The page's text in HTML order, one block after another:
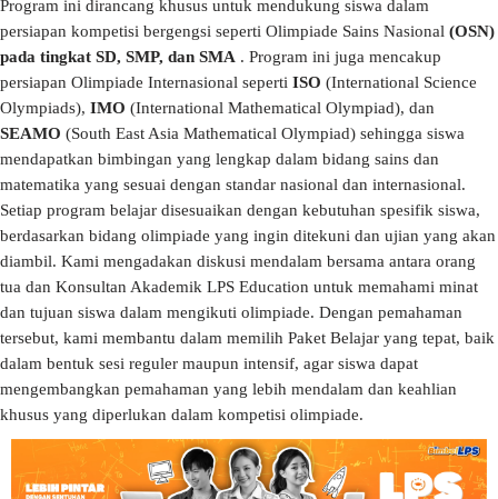
Program ini dirancang khusus untuk mendukung siswa dalam
persiapan kompetisi bergengsi seperti Olimpiade Sains Nasional (OSN)
pada tingkat SD, SMP, dan SMA . Program ini juga mencakup
persiapan Olimpiade Internasional seperti ISO (International Science
Olympiads), IMO (International Mathematical Olympiad), dan
SEAMO (South East Asia Mathematical Olympiad) sehingga siswa
mendapatkan bimbingan yang lengkap dalam bidang sains dan
matematika yang sesuai dengan standar nasional dan internasional.
Setiap program belajar disesuaikan dengan kebutuhan spesifik siswa,
berdasarkan bidang olimpiade yang ingin ditekuni dan ujian yang akan
diambil. Kami mengadakan diskusi mendalam bersama antara orang
tua dan Konsultan Akademik LPS Education untuk memahami minat
dan tujuan siswa dalam mengikuti olimpiade. Dengan pemahaman
tersebut, kami membantu dalam memilih Paket Belajar yang tepat, baik
dalam bentuk sesi reguler maupun intensif, agar siswa dapat
mengembangkan pemahaman yang lebih mendalam dan keahlian
khusus yang diperlukan dalam kompetisi olimpiade.